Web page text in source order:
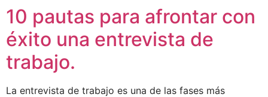
10 pautas para afrontar con
éxito una entrevista de
trabajo.
La entrevista de trabajo es una de las fases más